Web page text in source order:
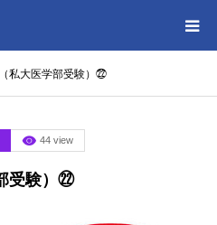
私大医学部受験）㉒
44 view
受験）㉒